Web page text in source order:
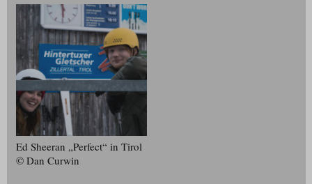
Ed Sheeran „Perfect“ in Tirol
© Dan Curwin